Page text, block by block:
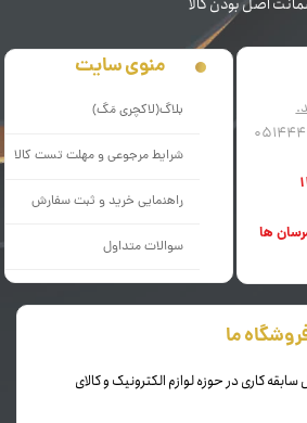
ما
از 5 سال سابقه کاری در حوزه لوازم الکترونیک و کالای
منوی سایت
بلاگ(لاکچری مَگ)
شرایط مرجوعی و مهلت تست کالا
راهنمایی خرید و ثبت سفارش
سوالات متداول
ها